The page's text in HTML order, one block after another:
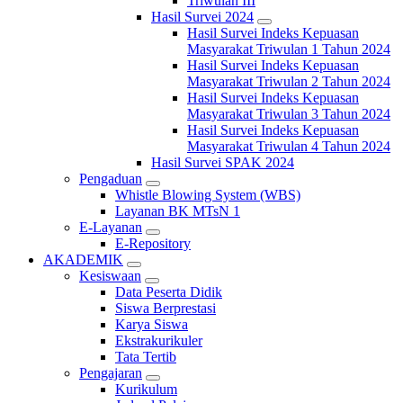
Hasil Survei 2024
Hasil Survei Indeks Kepuasan
Masyarakat Triwulan 1 Tahun 2024
Hasil Survei Indeks Kepuasan
Masyarakat Triwulan 2 Tahun 2024
Hasil Survei Indeks Kepuasan
Masyarakat Triwulan 3 Tahun 2024
Hasil Survei Indeks Kepuasan
Masyarakat Triwulan 4 Tahun 2024
Hasil Survei SPAK 2024
Pengaduan
Whistle Blowing System (WBS)
Layanan BK MTsN 1
E-Layanan
E-Repository
AKADEMIK
Kesiswaan
Data Peserta Didik
Siswa Berprestasi
Karya Siswa
Ekstrakurikuler
Tata Tertib
Pengajaran
Kurikulum